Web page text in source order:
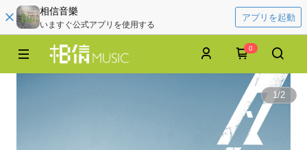
相信音樂
いますぐ公式アプリを使用する
アプリを起動
0
1/2